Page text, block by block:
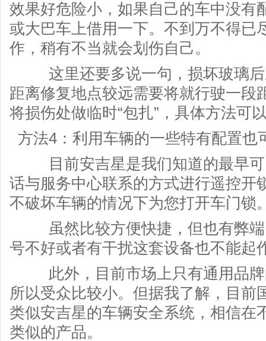
效果好危险小，如果自己的车中没有
或大巴车上借用一下。不到万不得已
作，稍有不当就会划伤自己。
这里还要多说一句，损坏玻璃后
距离修复地点较远需要将就行驶一段
将损伤处做临时“包扎”，具体方法可
方法4：利用车辆的一些特有配置也
目前安吉星是我们知道的最早可
话与服务中心联系的方式进行遥控开
不破坏车辆的情况下为您打开车门锁
虽然比较方便快捷，但也有弊端
号不好或者有干扰这套设备也不能起
此外，目前市场上只有通用品牌
所以受众比较小。但据我了解，目前
类似安吉星的车辆安全系统，相信在
类似的产品。